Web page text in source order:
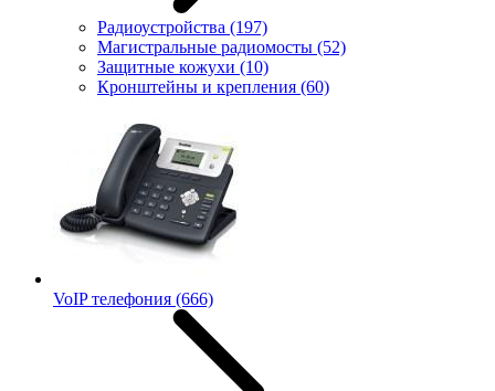
Радиоустройства (197)
Магистральные радиомосты (52)
Защитные кожухи (10)
Кронштейны и крепления (60)
VoIP телефония (666)